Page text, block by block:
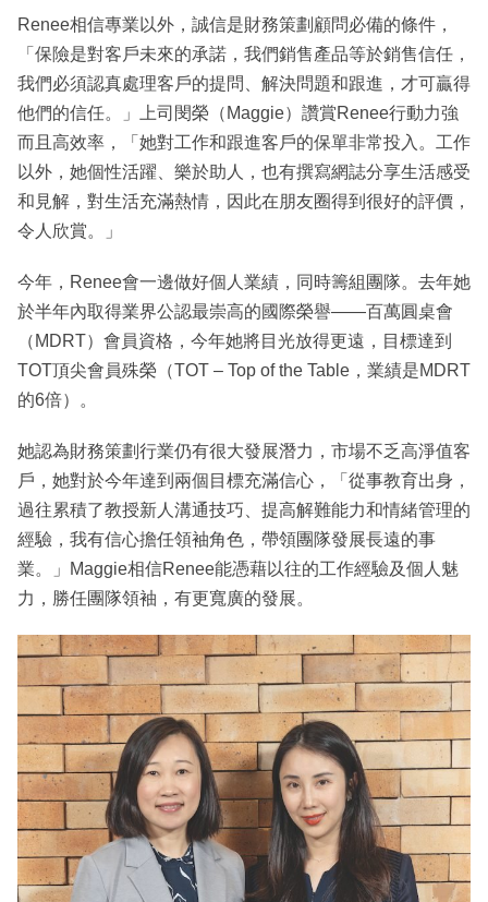
Renee相信專業以外，誠信是財務策劃顧問必備的條件，
「保險是對客戶未來的承諾，我們銷售產品等於銷售信任，
我們必須認真處理客戶的提問、解決問題和跟進，才可贏得
他們的信任。」上司閔榮（Maggie）讚賞Renee行動力強
而且高效率，「她對工作和跟進客戶的保單非常投入。工作
以外，她個性活躍、樂於助人，也有撰寫網誌分享生活感受
和見解，對生活充滿熱情，因此在朋友圈得到很好的評價，
令人欣賞。」
今年，Renee會一邊做好個人業績，同時籌組團隊。去年她
於半年內取得業界公認最崇高的國際榮譽——百萬圓桌會
（MDRT）會員資格，今年她將目光放得更遠，目標達到
TOT頂尖會員殊榮（TOT – Top of the Table，業績是MDRT
的6倍）。
她認為財務策劃行業仍有很大發展潛力，市場不乏高淨值客
戶，她對於今年達到兩個目標充滿信心，「從事教育出身，
過往累積了教授新人溝通技巧、提高解難能力和情緒管理的
經驗，我有信心擔任領袖角色，帶領團隊發展長遠的事
業。」Maggie相信Renee能憑藉以往的工作經驗及個人魅
力，勝任團隊領袖，有更寬廣的發展。